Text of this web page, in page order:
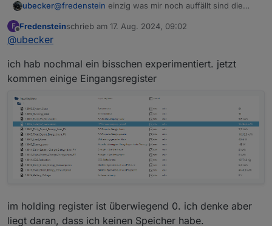
ubecker@fredenstein einzig was mir noch auffällt sind die
Wo kommt das NaN... her? meine heissen
Hast du bei den Einstellungen Allgemein Aliasses
benutzen angehakt?
Habe nicht rausbekommen was das macht, nur das es
empfolen wird das abzuschalten
F
Offline
Fredensteinschrieb am 17. Aug. 2024, 09:02
zuletzt editiert von
@ubecker
ich hab nochmal ein bisschen experimentiert. jetzt
kommen einige Eingangsregister
im holding register ist überwiegend 0. ich denke aber
liegt daran, dass ich keinen Speicher habe.